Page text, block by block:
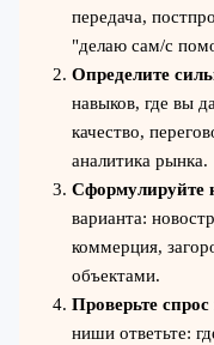
передача,
"делаю сам/с
Определите
навыков, где вы
качество,
аналитика рынка.
Сформулируйте
варианта:
коммерция,
объектами.
Проверьте
ниши ответьте: